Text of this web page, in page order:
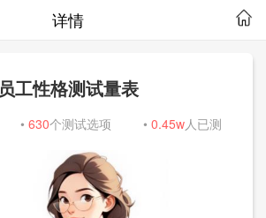
详情
员工性格测试量表
•630个测试选项 • 0.45w人已测